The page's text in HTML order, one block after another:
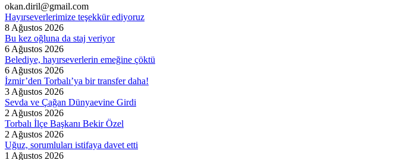
okan.diril@gmail.com
Hayırseverlerimize teşekkür ediyoruz
8 Ağustos 2026
Bu kez oğluna da staj veriyor
6 Ağustos 2026
Belediye, hayırseverlerin emeğine çöktü
6 Ağustos 2026
İzmir’den Torbalı’ya bir transfer daha!
3 Ağustos 2026
Sevda ve Çağan Dünyaevine Girdi
2 Ağustos 2026
Torbalı İlçe Başkanı Bekir Özel
2 Ağustos 2026
Uğuz, sorumluları istifaya davet etti
1 Ağustos 2026